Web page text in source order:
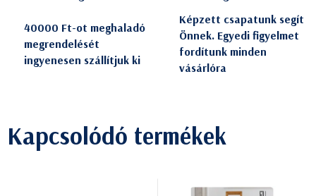
40000 Ft-ot meghaladó
megrendelését
ingyenesen szállítjuk ki
Képzett csapatunk segít
Önnek. Egyedi figyelmet
fordítunk minden
vásárlóra
Kapcsolódó termékek